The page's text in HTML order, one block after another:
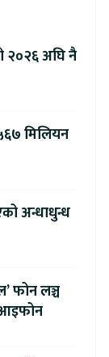
२०२६ अघि नै
मिलियन
अन्धाधुन्ध
फोन लञ्च